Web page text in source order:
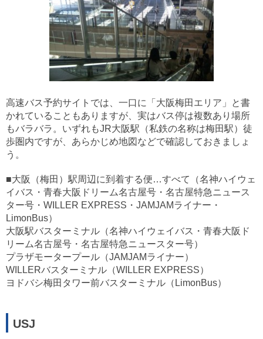
高速バス予約サイトでは、一口に「大阪梅田エリア」と書
かれていることもありますが、実はバス停は複数あり場所
もバラバラ。いずれもJR大阪駅（私鉄の名称は梅田駅）徒
歩圏内ですが、あらかじめ地図などで確認しておきましょ
う。
■大阪（梅田）駅周辺に到着する便…すべて（名神ハイウェ
イバス・青春大阪ドリーム名古屋号・名古屋特急ニュース
ター号・WILLER EXPRESS・JAMJAMライナー・
LimonBus）
大阪駅バスターミナル（名神ハイウェイバス・青春大阪ド
リーム名古屋号・名古屋特急ニュースター号）
プラザモータープール（JAMJAMライナー）
WILLERバスターミナル（WILLER EXPRESS）
ヨドバシ梅田タワー前バスターミナル（LimonBus）
USJ